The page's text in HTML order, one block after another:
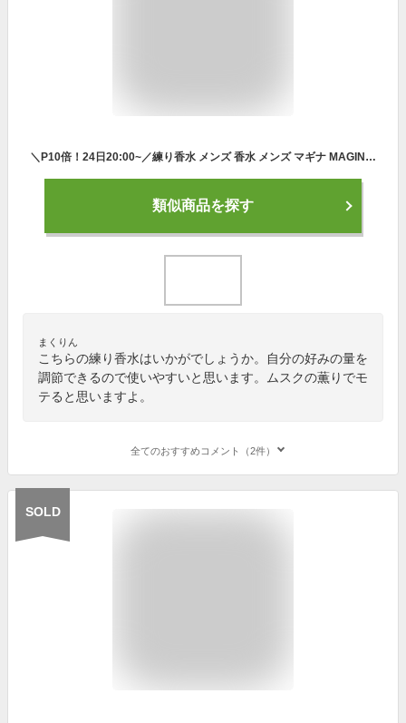
＼P10倍！24日20:00~／練り香水 メンズ 香水 メンズ マギナ MAGINA フェロモン香水 男性用 モテ香水 フレグランス モテ 香水 メンズ 男性 ムスク いい香り 加齢臭 対策 プレゼント 男性 誕生日 SENSE WEAR センスウェア ベルガモット / シトラスアンバー 送料無料
類似商品を探す
まくりん
こちらの練り香水はいかがでしょうか。自分の好みの量を
調節できるので使いやすいと思います。ムスクの薫りでモ
テると思いますよ。
全てのおすすめコメント（2件）
SOLD